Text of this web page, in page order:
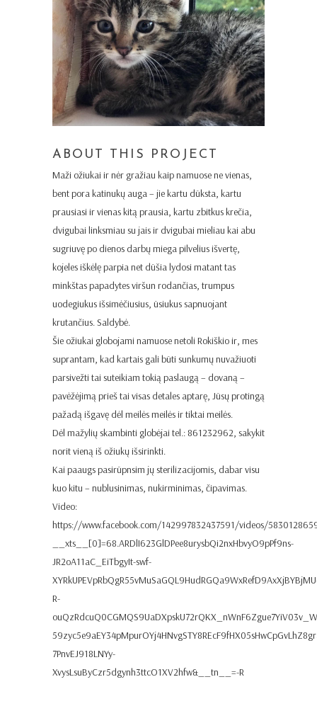
ABOUT THIS PROJECT
Maži ožiukai ir nėr gražiau kaip namuose ne vienas,
bent pora katinukų auga – jie kartu dūksta, kartu
prausiasi ir vienas kitą prausia, kartu zbitkus krečia,
dvigubai linksmiau su jais ir dvigubai mieliau kai abu
sugriuvę po dienos darbų miega pilvelius išvertę,
kojeles iškėlę parpia net dūšia lydosi matant tas
minkštas papadytes viršun rodančias, trumpus
uodegiukus išsimėčiusius, ūsiukus sapnuojant
krutančius. Saldybė.
Šie ožiukai globojami namuose netoli Rokiškio ir, mes
suprantam, kad kartais gali būti sunkumų nuvažiuoti
parsivežti tai suteikiam tokią paslaugą – dovaną –
pavėžėjimą prieš tai visas detales aptarę, Jūsų protingą
pažadą išgavę dėl meilės meilės ir tiktai meilės.
Dėl mažylių skambinti globėjai tel.: 861232962, sakykit
norit vieną iš ožiukų išsirinkti.
Kai paaugs pasirūpnsim jų sterilizacijomis, dabar visu
kuo kitu – nublusinimas, nukirminimas, čipavimas.
Video:
https://www.facebook.com/142997832437591/videos/
__xts__[0]=68.ARDlI623GlDPee8urysbQi2nxHbvyO9pPf9ns-
JR2oA11aC_EiTbgyIt-swf-
R-
7PnvEJ918LNYy-
XvysLsuByCzr5dgynh3ttcO1XV2hfw&__tn__=-R